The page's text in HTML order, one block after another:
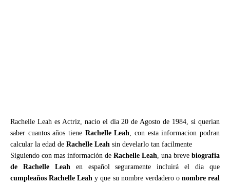
Rachelle Leah es Actriz, nacio el dia 20 de Agosto de 1984, si querian
saber cuantos años tiene Rachelle Leah, con esta informacion podran
calcular la edad de Rachelle Leah sin develarlo tan facilmente
Siguiendo con mas información de Rachelle Leah, una breve biografia
de Rachelle Leahen español seguramente incluirá el dia que
cumpleaños Rachelle Leah y que su nombre verdadero o nombre real